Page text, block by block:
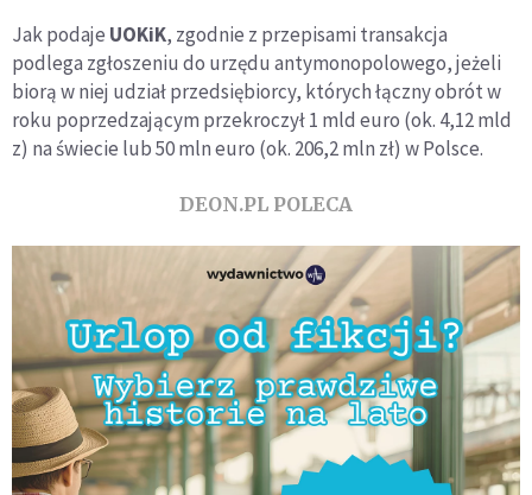
Jak podaje UOKiK, zgodnie z przepisami transakcja
podlega zgłoszeniu do urzędu antymonopolowego, jeżeli
biorą w niej udział przedsiębiorcy, których łączny obrót w
roku poprzedzającym przekroczył 1 mld euro (ok. 4,12 mld
z) na świecie lub 50 mln euro (ok. 206,2 mln zł) w Polsce.
DEON.PL POLECA